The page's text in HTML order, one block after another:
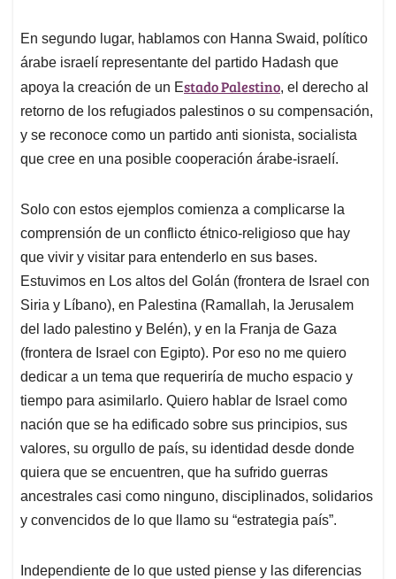
En segundo lugar, hablamos con Hanna Swaid, político
árabe israelí representante del partido Hadash que
apoya la creación de un Estado Palestino, el derecho al
retorno de los refugiados palestinos o su compensación,
y se reconoce como un partido anti sionista, socialista
que cree en una posible cooperación árabe-israelí.
Solo con estos ejemplos comienza a complicarse la
comprensión de un conflicto étnico-religioso que hay
que vivir y visitar para entenderlo en sus bases.
Estuvimos en Los altos del Golán (frontera de Israel con
Siria y Líbano), en Palestina (Ramallah, la Jerusalem
del lado palestino y Belén), y en la Franja de Gaza
(frontera de Israel con Egipto). Por eso no me quiero
dedicar a un tema que requeriría de mucho espacio y
tiempo para asimilarlo. Quiero hablar de Israel como
nación que se ha edificado sobre sus principios, sus
valores, su orgullo de país, su identidad desde donde
quiera que se encuentren, que ha sufrido guerras
ancestrales casi como ninguno, disciplinados, solidarios
y convencidos de lo que llamo su “estrategia país”.
Independiente de lo que usted piense y las diferencias